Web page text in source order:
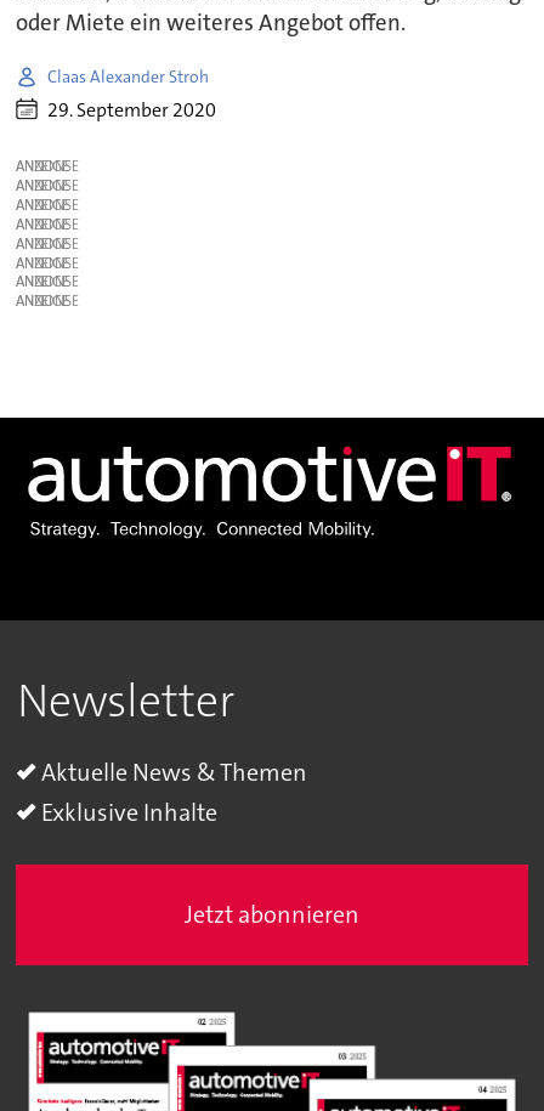
oder Miete ein weiteres Angebot offen.
Claas Alexander Stroh
29. September 2020
ANZEIGE
ANZEIGE
ANZEIGE
ANZEIGE
ANZEIGE
ANZEIGE
ANZEIGE
ANZEIGE
Newsletter
Aktuelle News & Themen
Exklusive Inhalte
Jetzt abonnieren